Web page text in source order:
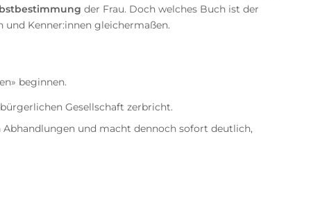
der Frau. Doch welches Buch ist der
Kenner:innen gleichermaßen.
beginnen.
Gesellschaft zerbricht.
Abhandlungen und macht dennoch sofort deutlich,